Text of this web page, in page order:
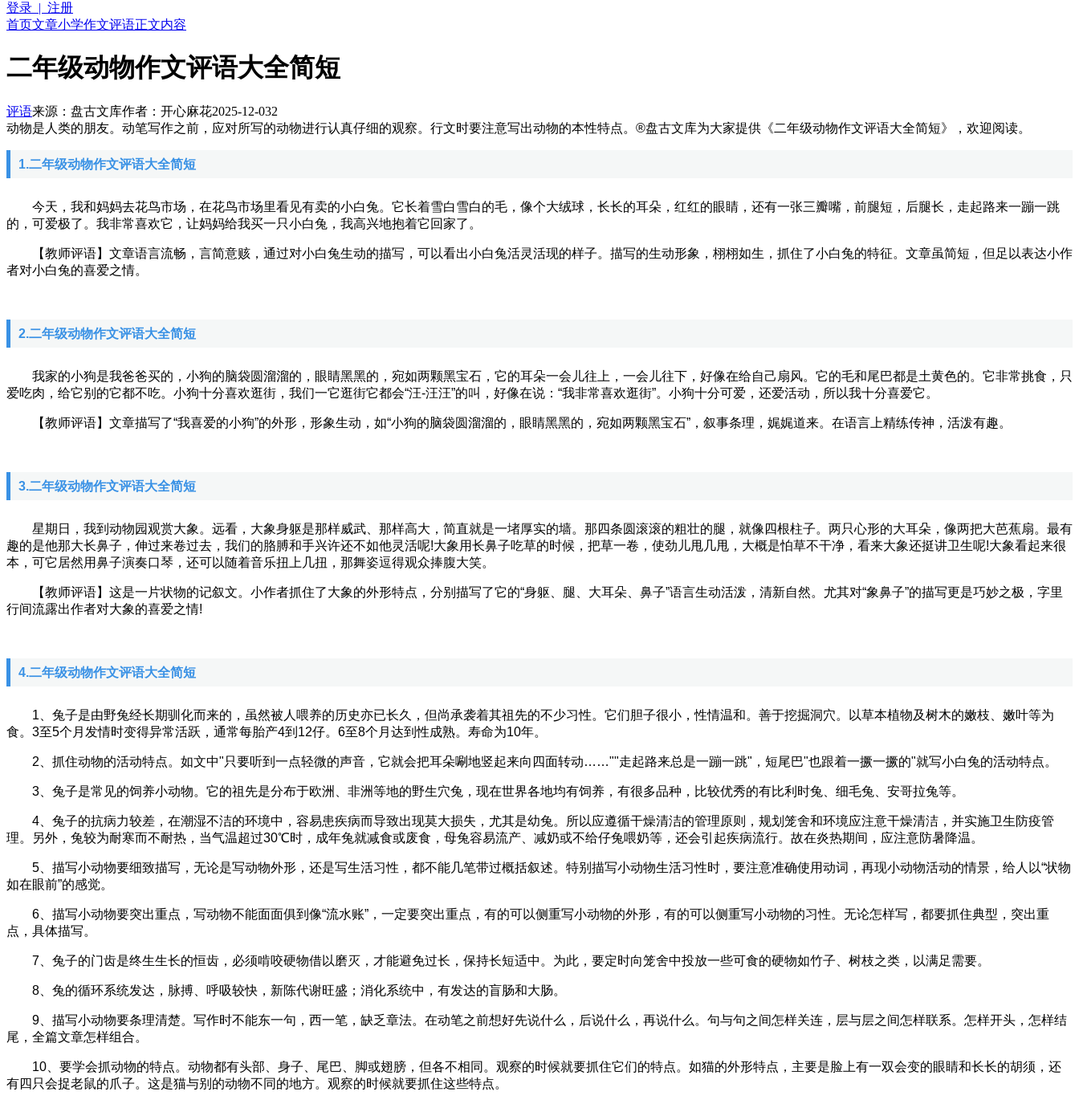
登录 | 注册
首页文章小学作文评语正文内容
二年级动物作文评语大全简短
评语来源：盘古文库作者：开心麻花2025-12-032
动物是人类的朋友。动笔写作之前，应对所写的动物进行认真仔细的观察。行文时要注意写出动物的本性特点。 ®盘古文库为大家提供《二年级动物作文评语大全简短》，欢迎阅读。
1.二年级动物作文评语大全简短
今天，我和妈妈去花鸟市场，在花鸟市场里看见有卖的小白兔。它长着雪白雪白的毛，像个大绒球，长长的耳朵，红红的眼睛，还有一张三瓣嘴，前腿短，后腿长，走起路来一蹦一跳
的，可爱极了。我非常喜欢它，让妈妈给我买一只小白兔，我高兴地抱着它回家了。
【教师评语】文章语言流畅，言简意赅，通过对小白兔生动的描写，可以看出小白兔活灵活现的样子。描写的生动形象，栩栩如生，抓住了小白兔的特征。文章虽简短，但足以表达小作
者对小白兔的喜爱之情。
2.二年级动物作文评语大全简短
我家的小狗是我爸爸买的，小狗的脑袋圆溜溜的，眼睛黑黑的，宛如两颗黑宝石，它的耳朵一会儿往上，一会儿往下，好像在给自己扇风。它的毛和尾巴都是土黄色的。它非常挑食，只
爱吃肉，给它别的它都不吃。小狗十分喜欢逛街，我们一它逛街它都会“汪-汪汪”的叫，好像在说：“我非常喜欢逛街”。小狗十分可爱，还爱活动，所以我十分喜爱它。
【教师评语】文章描写了“我喜爱的小狗”的外形，形象生动，如“小狗的脑袋圆溜溜的，眼睛黑黑的，宛如两颗黑宝石”，叙事条理，娓娓道来。在语言上精练传神，活泼有趣。
3.二年级动物作文评语大全简短
星期日，我到动物园观赏大象。远看，大象身躯是那样威武、那样高大，简直就是一堵厚实的墙。那四条圆滚滚的粗壮的腿，就像四根柱子。两只心形的大耳朵，像两把大芭蕉扇。最有
趣的是他那大长鼻子，伸过来卷过去，我们的胳膊和手兴许还不如他灵活呢!大象用长鼻子吃草的时候，把草一卷，使劲儿甩几甩，大概是怕草不干净，看来大象还挺讲卫生呢!大象看起来很
本，可它居然用鼻子演奏口琴，还可以随着音乐扭上几扭，那舞姿逗得观众捧腹大笑。
【教师评语】这是一片状物的记叙文。小作者抓住了大象的外形特点，分别描写了它的“身躯、腿、大耳朵、鼻子”语言生动活泼，清新自然。尤其对“象鼻子”的描写更是巧妙之极，字里
行间流露出作者对大象的喜爱之情!
4.二年级动物作文评语大全简短
1、兔子是由野兔经长期驯化而来的，虽然被人喂养的历史亦已长久，但尚承袭着其祖先的不少习性。它们胆子很小，性情温和。善于挖掘洞穴。以草本植物及树木的嫩枝、嫩叶等为
食。3至5个月发情时变得异常活跃，通常每胎产4到12仔。6至8个月达到性成熟。寿命为10年。
2、抓住动物的活动特点。如文中"只要听到一点轻微的声音，它就会把耳朵唰地竖起来向四面转动……""走起路来总是一蹦一跳"，短尾巴"也跟着一撅一撅的"就写小白兔的活动特点。
3、兔子是常见的饲养小动物。它的祖先是分布于欧洲、非洲等地的野生穴兔，现在世界各地均有饲养，有很多品种，比较优秀的有比利时兔、细毛兔、安哥拉兔等。
4、兔子的抗病力较差，在潮湿不洁的环境中，容易患疾病而导致出现莫大损失，尤其是幼兔。所以应遵循干燥清洁的管理原则，规划笼舍和环境应注意干燥清洁，并实施卫生防疫管
理。另外，兔较为耐寒而不耐热，当气温超过30℃时，成年兔就减食或废食，母兔容易流产、减奶或不给仔兔喂奶等，还会引起疾病流行。故在炎热期间，应注意防暑降温。
5、描写小动物要细致描写，无论是写动物外形，还是写生活习性，都不能几笔带过概括叙述。特别描写小动物生活习性时，要注意准确使用动词，再现小动物活动的情景，给人以“状物
如在眼前”的感觉。
6、描写小动物要突出重点，写动物不能面面俱到像“流水账”，一定要突出重点，有的可以侧重写小动物的外形，有的可以侧重写小动物的习性。无论怎样写，都要抓住典型，突出重
点，具体描写。
7、兔子的门齿是终生生长的恒齿，必须啃咬硬物借以磨灭，才能避免过长，保持长短适中。为此，要定时向笼舍中投放一些可食的硬物如竹子、树枝之类，以满足需要。
8、兔的循环系统发达，脉搏、呼吸较快，新陈代谢旺盛；消化系统中，有发达的盲肠和大肠。
9、描写小动物要条理清楚。写作时不能东一句，西一笔，缺乏章法。在动笔之前想好先说什么，后说什么，再说什么。句与句之间怎样关连，层与层之间怎样联系。怎样开头，怎样结
尾，全篇文章怎样组合。
10、要学会抓动物的特点。动物都有头部、身子、尾巴、脚或翅膀，但各不相同。观察的时候就要抓住它们的特点。如猫的外形特点，主要是脸上有一双会变的眼睛和长长的胡须，还
有四只会捉老鼠的爪子。这是猫与别的动物不同的地方。观察的时候就要抓住这些特点。